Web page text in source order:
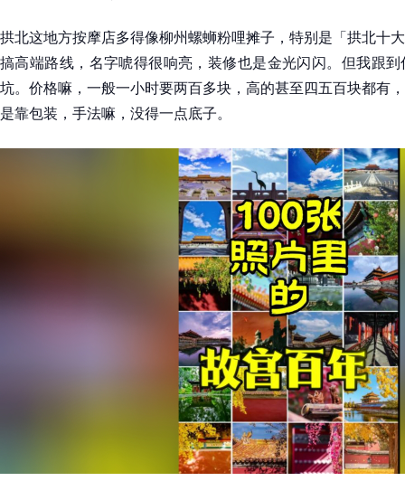
拱北这地方按摩店多得像柳州螺蛳粉哩摊子，特别是「拱北十
搞高端路线，名字唬得很响亮，装修也是金光闪闪。但我跟
坑。价格嘛，一般一小时要两百多块，高的甚至四五百块都有
是靠包装，手法嘛，没得一点底子。